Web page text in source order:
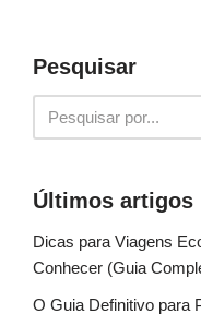
Pesquisar
Últimos artigos
Dicas para Viagens
Conhecer (Guia
O Guia Definitivo para